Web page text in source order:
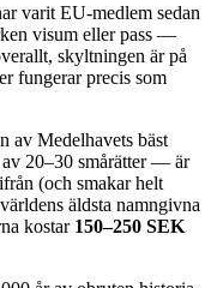
varit EU-medlem sedan
visum eller pass —
skyltningen är på
fungerar precis som
av Medelhavets bäst
20–30 smårätter — är
(och smakar helt
äldsta namngivna
kostar 150–250 SEK